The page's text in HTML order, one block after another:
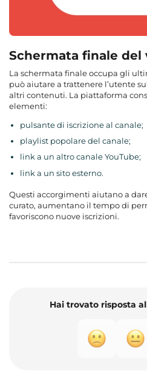
Schermata finale del
La schermata finale occupa gli
può aiutare a trattenere l’utente
altri contenuti. La piattaforma
elementi:
pulsante di iscrizione al canale;
playlist popolare del canale;
link a un altro canale YouTube;
link a un sito esterno.
Questi accorgimenti aiutano a
curato, aumentano il tempo di
favoriscono nuove iscrizioni.
Hai trovato risposta